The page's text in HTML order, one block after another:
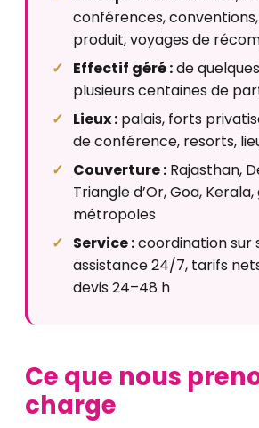
conférences,
produit, voyages de
Effectif géré :de
plusieurs centaines de
Lieux : palais, forts
de conférence, resorts,
Couverture : Rajasthan,
Triangle d’Or, Goa,
métropoles
Service :coordination sur
assistance 24/7, tarifs
devis 24–48 h
Ce que nous
charge